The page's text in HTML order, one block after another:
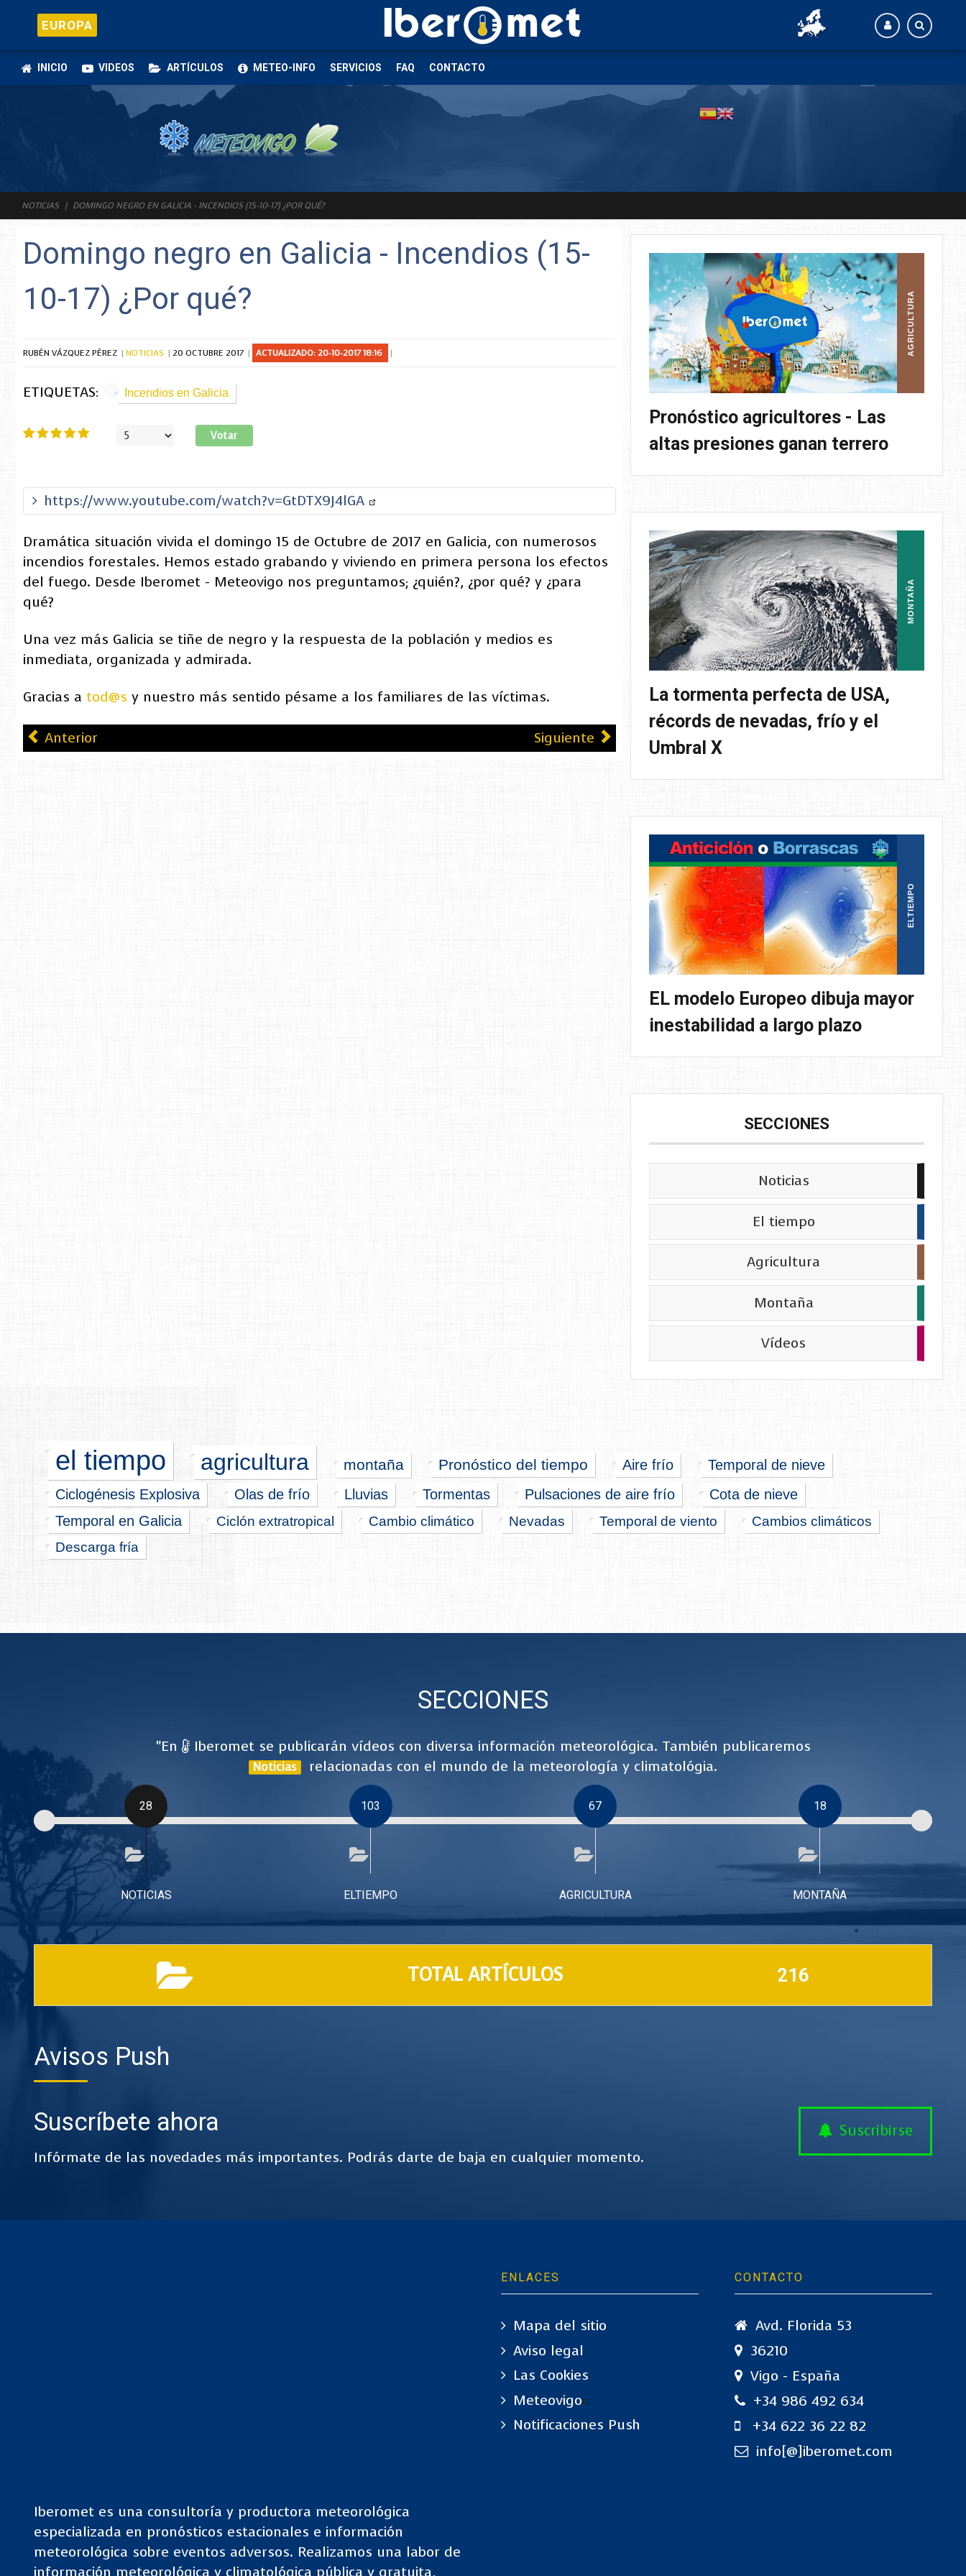
EUROPA
INICIO VIDEOS ARTÍCULOS METEO-INFO SERVICIOS FAQ CONTACTO
NOTICIAS DOMINGO NEGRO EN GALICIA - INCENDIOS (15-10-17) ¿POR QUÉ?
Domingo negro en Galicia - Incendios (15-
10-17) ¿Por qué?
RUBÉN VÁZQUEZ PÉREZ NOTICIAS 20 OCTUBRE 2017 ACTUALIZADO: 20-10-2017 18:16
ETIQUETAS: Incendios en Galicia
Ratio:5/5
Por
https://www.youtube.com/watch?v=GtDTX9J4lGA
Dramática situación vivida el domingo 15 de Octubre de 2017 en Galicia, con numerosos
incendios forestales. Hemos estado grabando y viviendo en primera persona los efectos
del fuego. Desde Iberomet - Meteovigo nos preguntamos; ¿quién?, ¿por qué? y ¿para
qué?
Una vez más Galicia se tiñe de negro y la respuesta de la población y medios es
inmediata, organizada y admirada.
Gracias a tod@s y nuestro más sentido pésame a los familiares de las víctimas.
Anterior Siguiente
AGRICULTURA
Pronóstico agricultores - Las
altas presiones ganan terrero
MONTAÑA
La tormenta perfecta de USA,
récords de nevadas, frío y el
Umbral X
ELTIEMPO
EL modelo Europeo dibuja mayor
inestabilidad a largo plazo
SECCIONES
Noticias
El tiempo
Agricultura
Montaña
Vídeos
el tiempo agricultura montaña Pronóstico del tiempo Aire frío
Temporal de nieve
Ciclogénesis Explosiva
Olas de frío Lluvias Tormentas Pulsaciones de aire frío
Cota de nieve
Temporal en Galicia
Ciclón extratropical Cambio climático Nevadas Temporal de viento
Cambios climáticos
Descarga fría
SECCIONES
"En Iberomet se publicarán vídeos con diversa información meteorológica. También publicaremos
Noticias relacionadas con el mundo de la meteorología y climatológia.
28
NOTICIAS
103
ELTIEMPO
67
AGRICULTURA
18
MONTAÑA
TOTAL ARTÍCULOS 216
Avisos Push
Suscríbete ahora
Infórmate de las novedades más importantes. Podrás darte de baja en cualquier momento.
Suscribirse
Iberomet es una consultoría y productora meteorológica
especializada en pronósticos estacionales e información
meteorológica sobre eventos adversos. Realizamos una labor de
información meteorológica y climatológica pública y gratuita,
ENLACES
Mapa del sitio
Aviso legal
Las Cookies
Meteovigo
Notificaciones Push
CONTACTO
Avd. Florida 53
36210
Vigo - España
+34 986 492 634
+34 622 36 22 82
info[@]iberomet.com